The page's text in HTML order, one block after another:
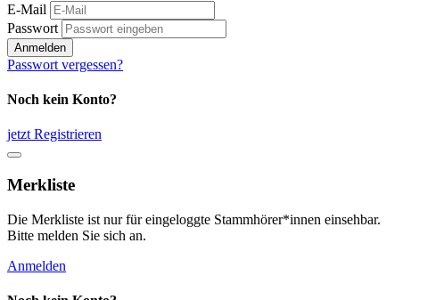
E-Mail
Passwort
Anmelden
Passwort vergessen?
Noch kein Konto?
jetzt Registrieren
Merkliste
Die Merkliste ist nur für eingeloggte Stammhörer*innen einsehbar.
Bitte melden Sie sich an.
Anmelden